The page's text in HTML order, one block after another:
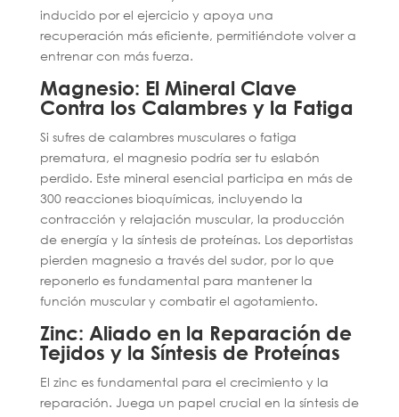
inducido por el ejercicio y apoya una
recuperación más eficiente, permitiéndote volver a
entrenar con más fuerza.
Magnesio: El Mineral Clave
Contra los Calambres y la Fatiga
Si sufres de calambres musculares o fatiga
prematura, el magnesio podría ser tu eslabón
perdido. Este mineral esencial participa en más de
300 reacciones bioquímicas, incluyendo la
contracción y relajación muscular, la producción
de energía y la síntesis de proteínas. Los deportistas
pierden magnesio a través del sudor, por lo que
reponerlo es fundamental para mantener la
función muscular y combatir el agotamiento.
Zinc: Aliado en la Reparación de
Tejidos y la Síntesis de Proteínas
El zinc es fundamental para el crecimiento y la
reparación. Juega un papel crucial en la síntesis de